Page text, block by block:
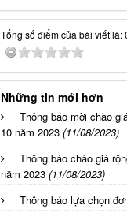
Tổng số điểm của bài viết là:
Những tin mới hơn
Thông báo mời chào
10 năm 2023 (11/08/2023)
Thông báo chào giá
năm 2023 (11/08/2023)
Thông báo lựa chọn